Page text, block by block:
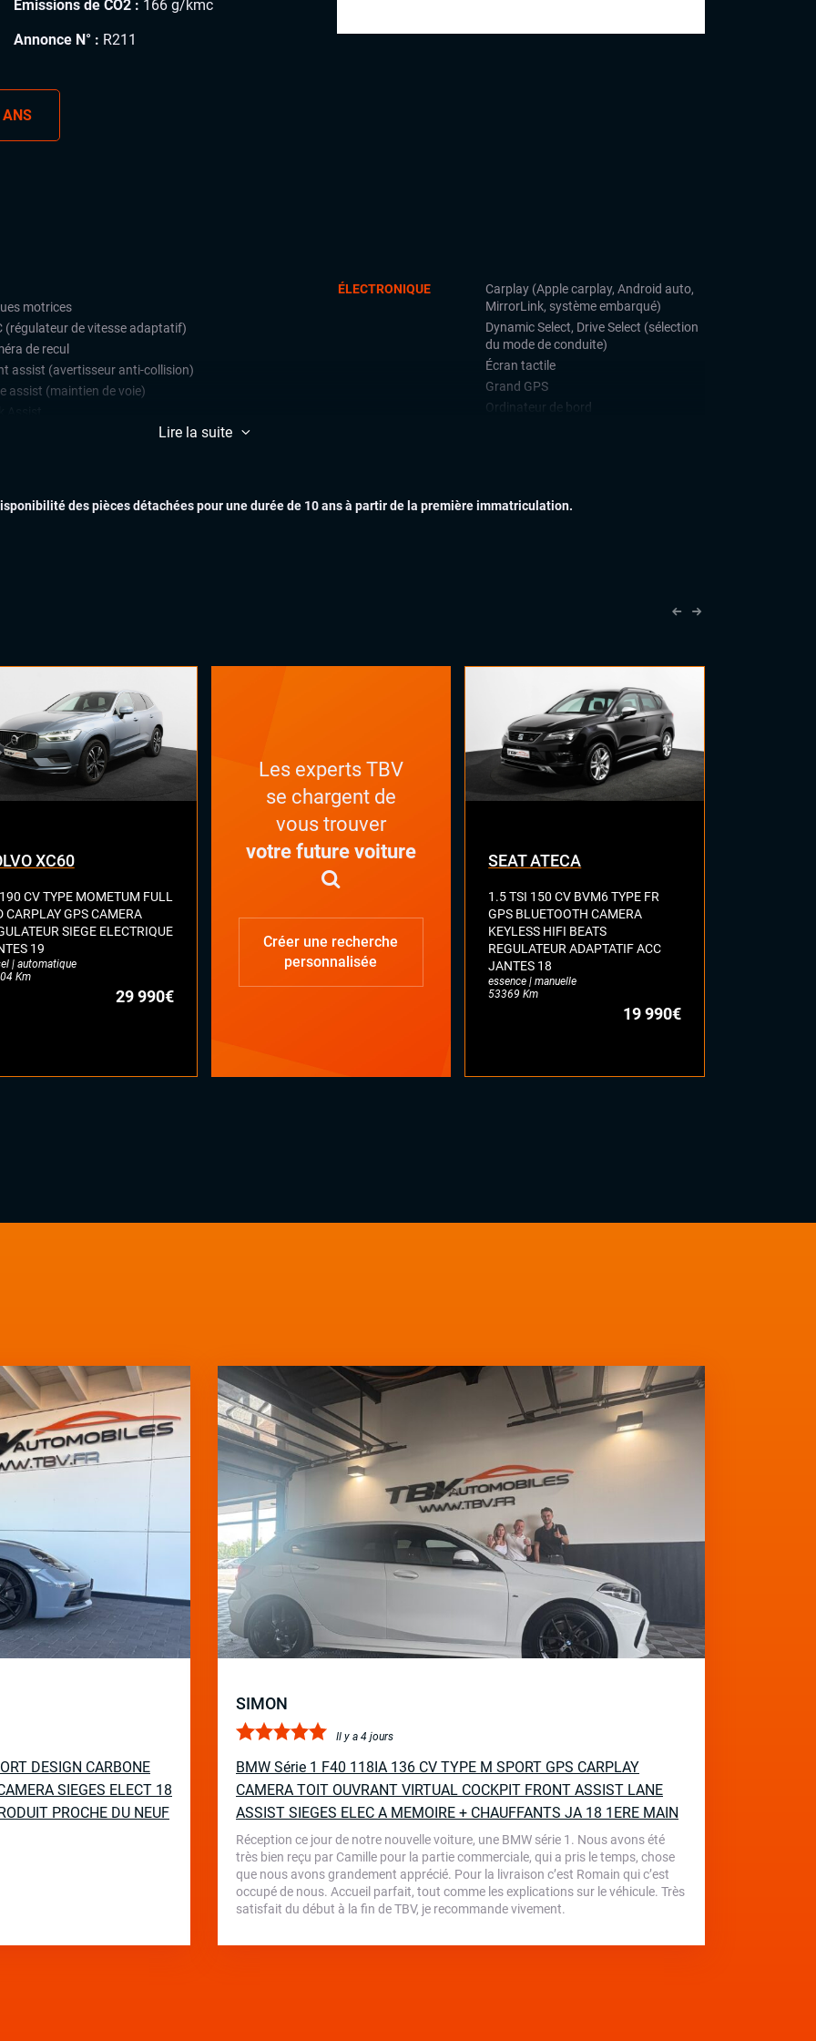
Émissions de CO2 : 166 g/kmc
Annonce N° : R211
ANS
un avenir prometteur en tant que
motrices
(régulateur de vitesse adaptatif)
de recul
assist (avertisseur anti-collision)
assist (maintien de voie)
de stationnement avant et
automatique multizones
ÉLECTRONIQUE
Carplay (Apple carplay, Android auto,
MirrorLink, système embarqué)
Dynamic Select, Drive Select (sélection
du mode de conduite)
Écran tactile
Grand GPS
Ordinateur de bord
Lire la suite
des pièces détachées pour une durée de 10 ans à partir de la première immatriculation.
XC60
CV TYPE MOMETUM FULL
CARPLAY GPS CAMERA
SIEGE ELECTRIQUE
19
| automatique
Km
29 990€
Les experts TBV
se chargent de
vous trouver
votre future voiture
Créer une recherche
personnalisée
SEAT ATECA
1.5 TSI 150 CV BVM6 TYPE FR
GPS BLUETOOTH CAMERA
KEYLESS HIFI BEATS
REGULATEUR ADAPTATIF ACC
JANTES 18
essence | manuelle
53369 Km
19 990€
DESIGN CARBONE
SIEGES ELECT 18
PROCHE DU NEUF
SIMON
Il y a 4 jours
BMW Série 1 F40 118IA 136 CV TYPE M SPORT GPS CARPLAY
CAMERA TOIT OUVRANT VIRTUAL COCKPIT FRONT ASSIST LANE
ASSIST SIEGES ELEC A MEMOIRE + CHAUFFANTS JA 18 1ERE MAIN
Réception ce jour de notre nouvelle voiture, une BMW série 1. Nous avons été
très bien reçu par Camille pour la partie commerciale, qui a pris le temps, chose
que nous avons grandement apprécié. Pour la livraison c’est Romain qui c’est
occupé de nous. Accueil parfait, tout comme les explications sur le véhicule. Très
satisfait du début à la fin de TBV, je recommande vivement.